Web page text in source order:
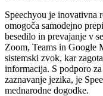
Speechyou je inovativna
omogoča samodejno
besedilo in prevajanje v
Zoom, Teams in Google
sistemski zvok, kar
informacija. S podporo
zaznavanje jezika, je
mednarodne dogodke.